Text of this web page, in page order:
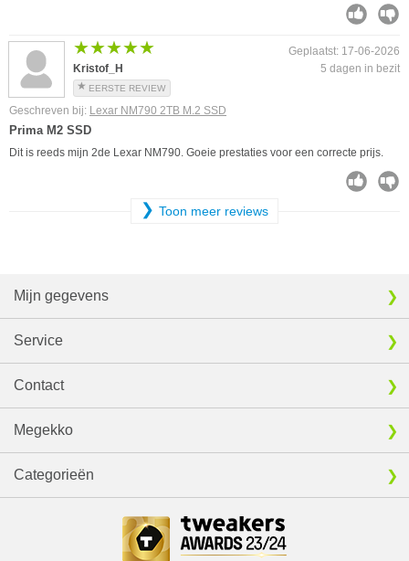
★★★★★
★★★★★
Kristof_H
EERSTE REVIEW
Geschreven bij: Lexar NM790 2TB M.2 SSD
Geplaatst: 17-06-2026
5 dagen in bezit
Prima M2 SSD
Dit is reeds mijn 2de Lexar NM790. Goeie prestaties voor een correcte prijs.
❯ Toon meer reviews
Mijn gegevens
Service
Contact
Megekko
Categorieën